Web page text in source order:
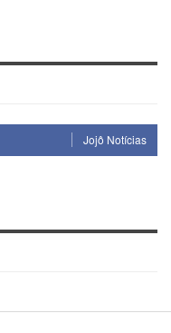
Jojô Notícias